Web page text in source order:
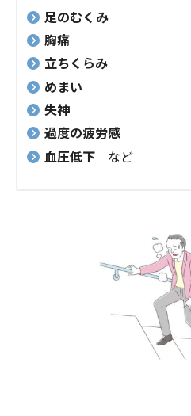
足のむくみ
胸痛
立ちくらみ
めまい
失神
過度の疲労感
血圧低下 など